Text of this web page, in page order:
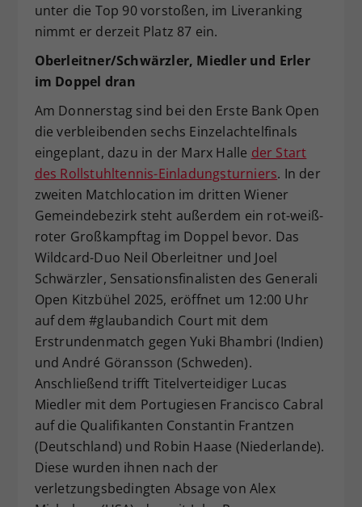
unter die Top 90 vorstoßen, im Liveranking
nimmt er derzeit Platz 87 ein.
Oberleitner/Schwärzler, Miedler und Erler
im Doppel dran
Am Donnerstag sind bei den Erste Bank Open
die verbleibenden sechs Einzelachtelfinals
eingeplant, dazu in der Marx Halle der Start
des Rollstuhltennis-Einladungsturniers. In der
zweiten Matchlocation im dritten Wiener
Gemeindebezirk steht außerdem ein rot-weiß-
roter Großkampftag im Doppel bevor. Das
Wildcard-Duo Neil Oberleitner und Joel
Schwärzler, Sensationsfinalisten des Generali
Open Kitzbühel 2025, eröffnet um 12:00 Uhr
auf dem #glaubandich Court mit dem
Erstrundenmatch gegen Yuki Bhambri (Indien)
und André Göransson (Schweden).
Anschließend trifft Titelverteidiger Lucas
Miedler mit dem Portugiesen Francisco Cabral
auf die Qualifikanten Constantin Frantzen
(Deutschland) und Robin Haase (Niederlande).
Diese wurden ihnen nach der
verletzungsbedingten Absage von Alex